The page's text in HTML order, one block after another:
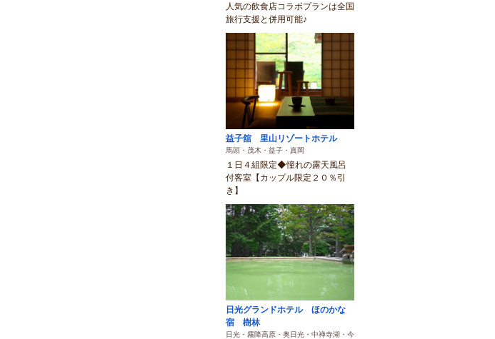
人気の飲食店コラボプランは全国
旅行支援と併用可能♪
益子舘 里山リゾートホテル
馬頭・茂木・益子・真岡
１日４組限定◆憧れの露天風呂
付客室【カップル限定２０％引
き】
日光グランドホテル ほのかな
宿 樹林
日光・霧降高原・奥日光・中禅寺湖・今